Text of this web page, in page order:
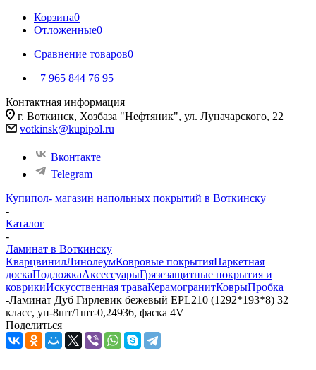
Корзина0
Отложенные0
Сравнение товаров0
+7 965 844 76 95
Контактная информация
г. Воткинск, Хозбаза "Нефтяник", ул. Луначарского, 22
votkinsk@kupipol.ru
Вконтакте
Telegram
Купипол- магазин напольных покрытий в Воткинску
-
Каталог
-
Ламинат в Воткинску
КварцвинилЛинолеумКовровые покрытияПаркетная
доскаПодложкаАксессуарыГрязезащитные покрытия и
коврикиИскусственная траваКерамогранитКоврыПробка
-Ламинат Дуб Гирлевик бежевый EPL210 (1292*193*8) 32
класс, уп-8шт/1шт-0,24936, фаска 4V
Поделиться